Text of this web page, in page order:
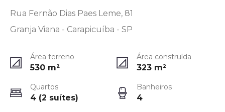
Rua Fernão Dias Paes Leme, 81
Granja Viana - Carapicuíba - SP
Área terreno
530 m²
Área construída
323 m²
Quartos
4 (2 suítes)
Banheiros
4